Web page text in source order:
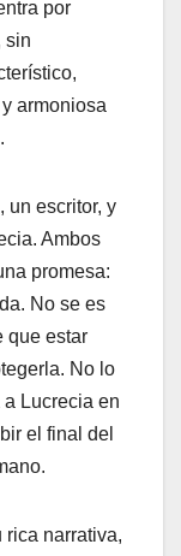
por
sin
armoniosa
un escritor, y
Ambos
promesa:
No se es
que estar
No lo
Lucrecia en
el final del
rica narrativa,